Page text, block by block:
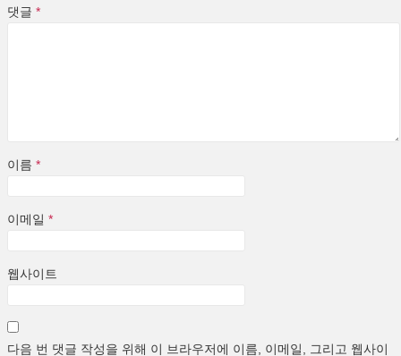
댓글 *
이름 *
이메일 *
웹사이트
다음 번 댓글 작성을 위해 이 브라우저에 이름, 이메일, 그리고 웹사이